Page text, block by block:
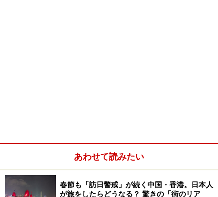
日本の国際空港にも多くの両替店があるが、香港ドルの両替
は現地に到着してからでも大丈夫
あわせて読みたい
春節も「訪日警戒」が続く中国・香港。日本人
が旅をしたらどうなる？ 驚きの「街のリア